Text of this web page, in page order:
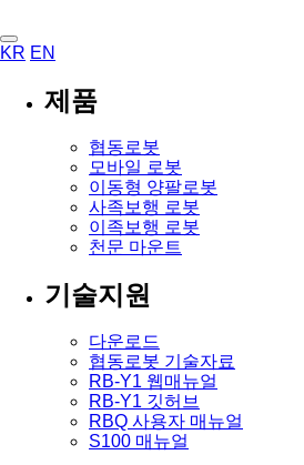
KR EN
제품
협동로봇
모바일 로봇
이동형 양팔로봇
사족보행 로봇
이족보행 로봇
천문 마운트
기술지원
다운로드
협동로봇 기술자료
RB-Y1 웹매뉴얼
RB-Y1 깃허브
RBQ 사용자 매뉴얼
S100 매뉴얼